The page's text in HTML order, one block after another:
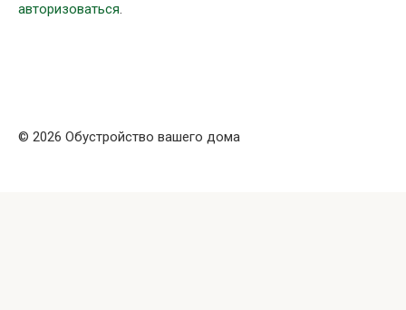
авторизоваться.
© 2026 Обустройство вашего дома